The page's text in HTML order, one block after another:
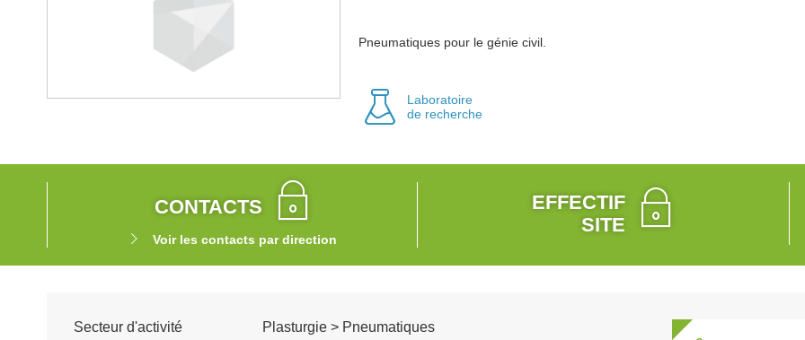
Pneumatiques pour le génie civil.
Laboratoire
de recherche
CONTACTS
Voir les contacts par direction
EFFECTIF
SITE
Secteur d'activité Plasturgie > Pneumatiques